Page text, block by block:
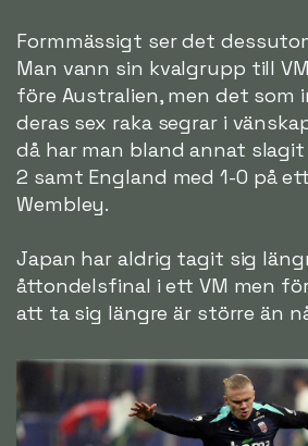
Formmässigt ser det
Man vann sin kvalgrupp till
före Australien, men det som
deras sex raka segrar i
då har man bland annat slagit
2 samt England med 1-0 på
Wembley.
Japan har aldrig tagit sig
åttondelsfinal i ett VM men
att ta sig längre är större än